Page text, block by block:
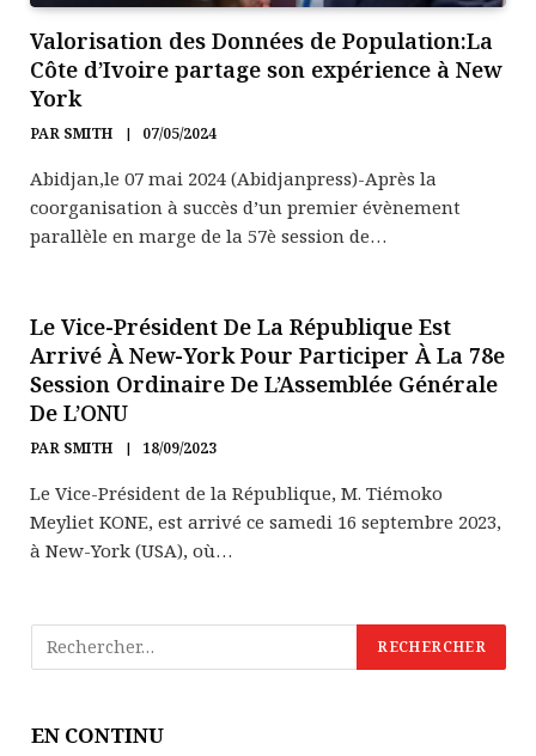
Valorisation des Données de Population:La
Côte d’Ivoire partage son expérience à New
York
PAR SMITH 07/05/2024
Abidjan,le 07 mai 2024 (Abidjanpress)-Après la
coorganisation à succès d’un premier évènement
parallèle en marge de la 57è session de…
Le Vice-Président De La République Est
Arrivé À New-York Pour Participer À La 78e
Session Ordinaire De L’Assemblée Générale
De L’ONU
PAR SMITH 18/09/2023
Le Vice-Président de la République, M. Tiémoko
Meyliet KONE, est arrivé ce samedi 16 septembre 2023,
à New-York (USA), où…
EN CONTINU